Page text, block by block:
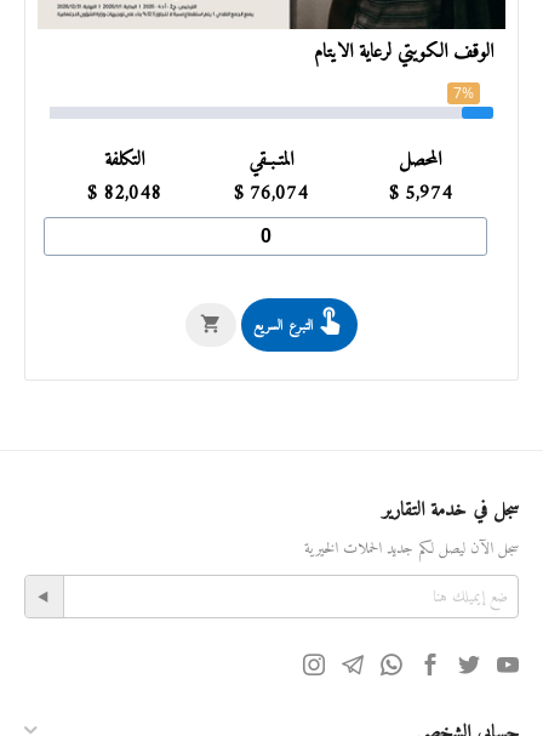
الوقف الكويتي لرعاية الأيتام
7%
المحصل
5,974
$
المتـبـقي
76,074
$
التكلفة
82,048
$
التبرع السريع
سجل في خدمة التقارير
سجل الآن ليصل لكم جديد الحملات الخيرية